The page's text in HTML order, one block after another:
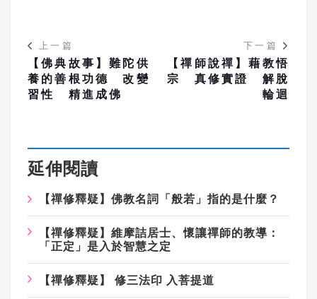
上一篇
【佛典故事】難陀供
養的善根功德 改變
習性 精進成佛
下一篇
【禪師說禪】藉教悟
宗 真修實證 解脫
輪迴
延伸閱讀
【禪修釋疑】佛教名詞「般若」指的是什麼？
【禪修釋疑】維摩詰居士、懷讓禪師的教導：
「正定」是入於智慧之定
【禪修釋疑】 修三法印 入菩提道